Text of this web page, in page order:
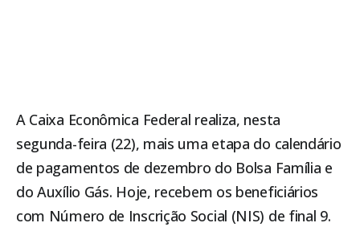
A Caixa Econômica Federal realiza, nesta
segunda-feira (22), mais uma etapa do calendário
de pagamentos de dezembro do Bolsa Família e
do Auxílio Gás. Hoje, recebem os beneficiários
com Número de Inscrição Social (NIS) de final 9.